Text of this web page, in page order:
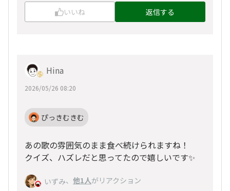
いいね 返信する
Hina
2026/05/26 08:20
ぴっきむきむ
あの歌の雰囲気のまま食べ続けられますね！
クイズ、ハズレだと思ってたので嬉しいです✨
いずみ、 他1人がリアクション